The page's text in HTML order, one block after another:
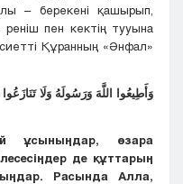
– берекені қашырып,
пен кектің тууына
Құранның «Әнфал»
وَأَطِيعُوا اللَّهَ وَرَسُولَهُ وَلَا
ұсыныңдар, өзара
де құттарың
Расында Алла,